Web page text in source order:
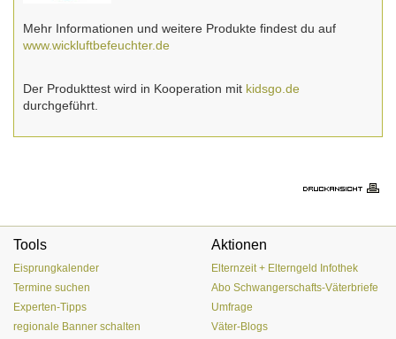
Mehr Informationen und weitere Produkte findest du auf
www.wickluftbefeuchter.de
Der Produkttest wird in Kooperation mit kidsgo.de
durchgeführt.
Tools
Eisprungkalender
Termine suchen
Experten-Tipps
regionale Banner schalten
Aktionen
Elternzeit + Elterngeld Infothek
Abo Schwangerschafts-Väterbriefe
Umfrage
Väter-Blogs